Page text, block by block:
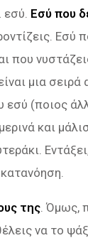
Εσύ που
Εσύ
που
μια σειρά
εσύ (ποιος
και
της . Όμως,
να το